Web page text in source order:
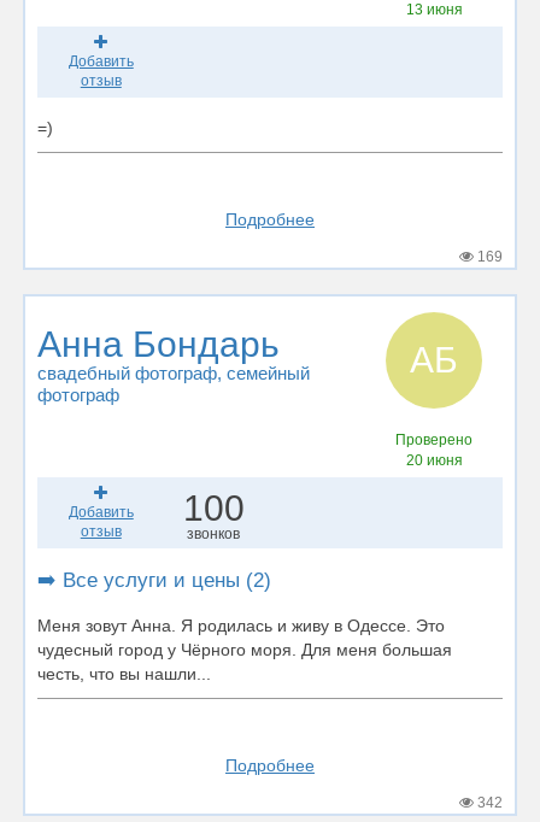
13 июня
Добавить
отзыв
=)
Подробнее
169
Анна Бондарь
свадебный фотограф, семейный
фотограф
АБ
Проверено
20 июня
Добавить
отзыв
100
звонков
➡️ Все услуги и цены (2)
Меня зовут Анна. Я родилась и живу в Одессе. Это
чудесный город у Чёрного моря. Для меня большая
честь, что вы нашли...
Подробнее
342